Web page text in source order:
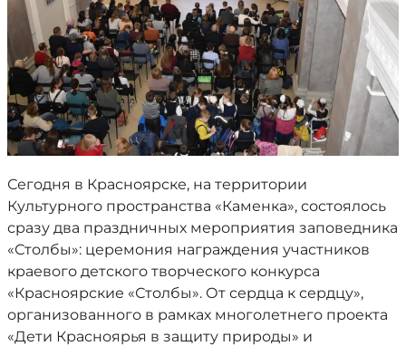
Сегодня в Красноярске, на территории
Культурного пространства «Каменка», состоялось
сразу два праздничных мероприятия заповедника
«Столбы»: церемония награждения участников
краевого детского творческого конкурса
«Красноярские «Столбы». От сердца к сердцу»,
организованного в рамках многолетнего проекта
«Дети Красноярья в защиту природы» и